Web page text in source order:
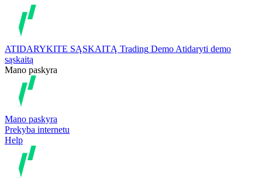
ATIDARYKITE SĄSKAITĄ Trading Demo Atidaryti demo
sąskaitą
Mano paskyra
Mano paskyra
Prekyba internetu
Help